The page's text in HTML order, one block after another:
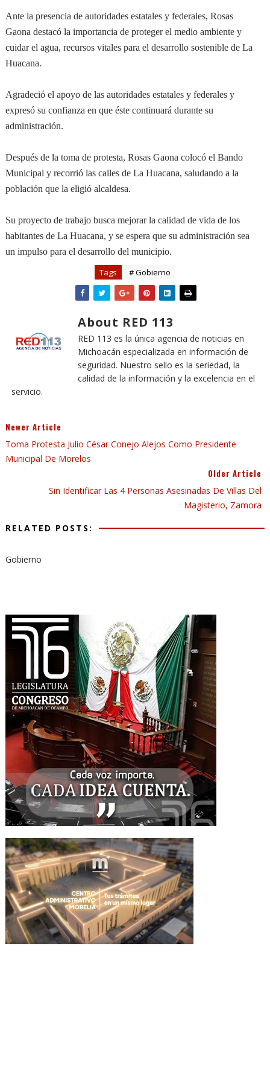
Ante la presencia de autoridades estatales y federales, Rosas
Gaona destacó la importancia de proteger el medio ambiente y
cuidar el agua, recursos vitales para el desarrollo sostenible de La
Huacana.
Agradeció el apoyo de las autoridades estatales y federales y
expresó su confianza en que éste continuará durante su
administración.
Después de la toma de protesta, Rosas Gaona colocó el Bando
Municipal y recorrió las calles de La Huacana, saludando a la
población que la eligió alcaldesa.
Su proyecto de trabajo busca mejorar la calidad de vida de los
habitantes de La Huacana, y se espera que su administración sea
un impulso para el desarrollo del municipio.
Tags # Gobierno
About RED 113
RED 113 es la única agencia de noticias en
Michoacán especializada en información de
seguridad. Nuestro sello es la seriedad, la
calidad de la información y la excelencia en el
servicio.
Newer Article
Toma Protesta Julio César Conejo Alejos Como Presidente
Municipal De Morelos
Older Article
Sin Identificar Las 4 Personas Asesinadas De Villas Del
Magisterio, Zamora
RELATED POSTS:
Gobierno